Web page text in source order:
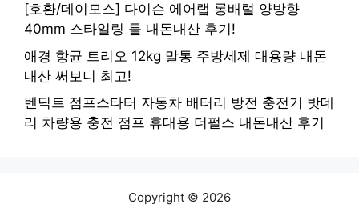
[호환/데이모스] 다이슨 에어랩 롱배럴 양방향
40mm 스타일링 툴 내돈내산 후기!
애경 항균 트리오 12kg 말통 주방세제 대용량 내돈
내산 써보니 최고!
벤딕트 점프스타터 자동차 배터리 방전 충전기 밧데
리 차량용 충전 점프 휴대용 더펄스 내돈내산 후기
Copyright © 2026